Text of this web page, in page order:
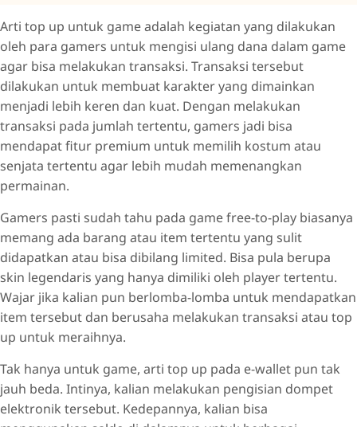
Arti top up untuk game adalah kegiatan yang dilakukan
oleh para gamers untuk mengisi ulang dana dalam game
agar bisa melakukan transaksi. Transaksi tersebut
dilakukan untuk membuat karakter yang dimainkan
menjadi lebih keren dan kuat. Dengan melakukan
transaksi pada jumlah tertentu, gamers jadi bisa
mendapat fitur premium untuk memilih kostum atau
senjata tertentu agar lebih mudah memenangkan
permainan.
Gamers pasti sudah tahu pada game free-to-play biasanya
memang ada barang atau item tertentu yang sulit
didapatkan atau bisa dibilang limited. Bisa pula berupa
skin legendaris yang hanya dimiliki oleh player tertentu.
Wajar jika kalian pun berlomba-lomba untuk mendapatkan
item tersebut dan berusaha melakukan transaksi atau top
up untuk meraihnya.
Tak hanya untuk game, arti top up pada e-wallet pun tak
jauh beda. Intinya, kalian melakukan pengisian dompet
elektronik tersebut. Kedepannya, kalian bisa